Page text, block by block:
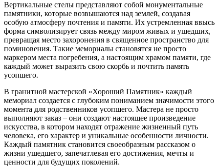
Вертикальные стелы представляют собой монументальные
памятники, которые возвышаются над землей, создавая
особую атмосферу почтения и памяти. Их устремленная ввысь
форма символизирует связь между миром живых и ушедших,
превращая место захоронения в священное пространство для
поминовения. Такие мемориалы становятся не просто
маркером места погребения, а настоящим храмом памяти, где
каждый может выразить свою скорбь и почтить память
усопшего.
В гранитной мастерской «Хороший Памятник» каждый
мемориал создается с глубоким пониманием значимости этого
момента для родственников усопшего. Мастера не просто
выполняют заказ – они создают настоящее произведение
искусства, в котором находят отражение жизненный путь
человека, его характер и уникальные особенности личности.
Каждый памятник становится своеобразным рассказом о
жизни ушедшего, запечатлевая его достижения, мечты и
ценности для будущих поколений.